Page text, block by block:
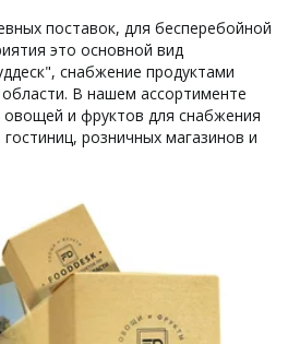
поставок, для бесперебойной
это основной вид
снабжение продуктами
В нашем ассортименте
овощей и фруктов для снабжения
розничных магазинов и